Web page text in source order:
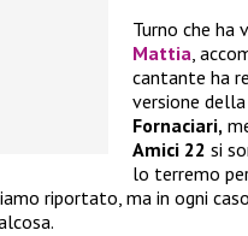
Turno che ha
Mattia,
cantante ha
versione
Fornaciari,
Amici 22 si
lo terremo
riportato, ma in ogni